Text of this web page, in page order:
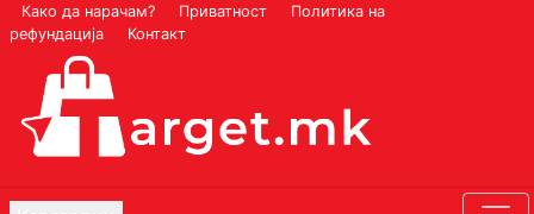
Како да нарачам? Приватност
Политика на
рефундација
Контакт